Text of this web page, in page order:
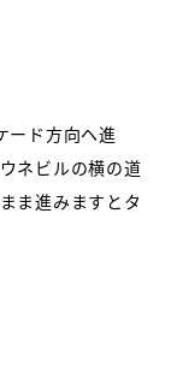
ード方向ヘ進
ネビルの横の道
ま進みますとタ